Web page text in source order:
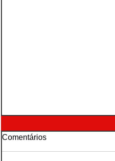
Comentários